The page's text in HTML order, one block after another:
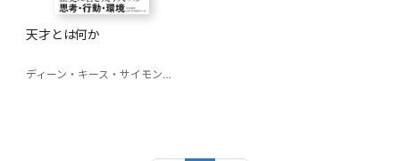
天才とは何か
ディーン・キース・サイモントン